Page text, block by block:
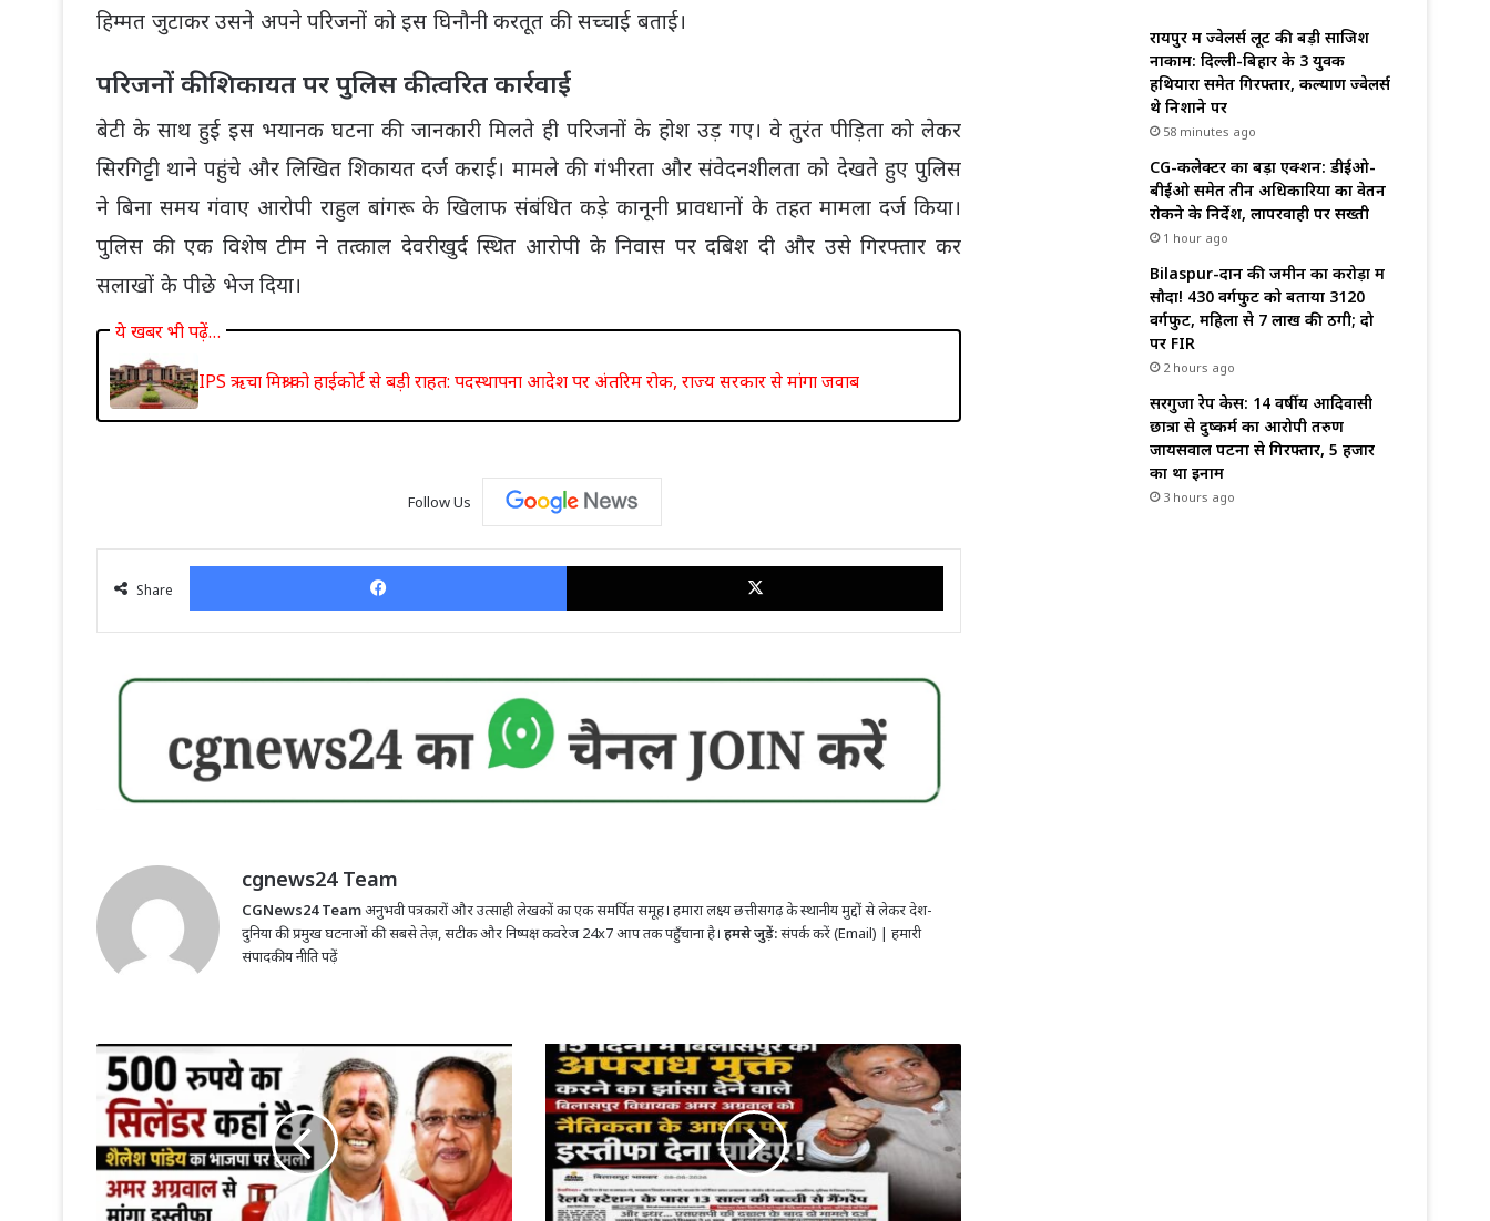
हिम्मत जुटाकर उसने अपने परिजनों को इस घिनौनी करतूत की सच्चाई बताई।
परिजनों की शिकायत पर पुलिस की त्वरित कार्रवाई
बेटी के साथ हुई इस भयानक घटना की जानकारी मिलते ही परिजनों के होश उड़ गए। वे तुरंत पीड़िता को लेकर
सिरगिट्टी थाने पहुंचे और लिखित शिकायत दर्ज कराई। मामले की गंभीरता और संवेदनशीलता को देखते हुए पुलिस
ने बिना समय गंवाए आरोपी राहुल बांगरू के खिलाफ संबंधित कड़े कानूनी प्रावधानों के तहत मामला दर्ज किया।
पुलिस की एक विशेष टीम ने तत्काल देवरीखुर्द स्थित आरोपी के निवास पर दबिश दी और उसे गिरफ्तार कर
सलाखों के पीछे भेज दिया।
ये खबर भी पढ़ें…
IPS ऋचा मिश्रा को हाईकोर्ट से बड़ी राहत: पदस्थापना आदेश पर अंतरिम रोक, राज्य सरकार से मांगा जवाब
Follow Us
Share
Facebook X
cgnews24 Team
CGNews24 Teamअनुभवी पत्रकारों और उत्साही लेखकों का एक समर्पित समूह। हमारा लक्ष्य छत्तीसगढ़ के स्थानीय मुद्दों से लेकर देश-
दुनिया की प्रमुख घटनाओं की सबसे तेज़, सटीक और निष्पक्ष कवरेज 24x7 आप तक पहुँचाना है। हमसे जुड़ें:संपर्क करें (Email) | हमारी
संपादकीय नीति पढ़ें
500
रुपये
वाला
सिलेंडर
कहां
गया?
शैलेश
पांडेय
पोस्टर
वार
से
गरमाई
बिलासपुर
की
राजनीति:
शैलेश
रायपुर में ज्वेलर्स लूट की बड़ी साजिश
नाकाम: दिल्ली-बिहार के 3 युवक
हथियारों समेत गिरफ्तार, कल्याण ज्वेलर्स
थे निशाने पर
58 minutes ago
CG-कलेक्टर का बड़ा एक्शन: डीईओ-
बीईओ समेत तीन अधिकारियों का वेतन
रोकने के निर्देश, लापरवाही पर सख्ती
1 hour ago
Bilaspur-दान की जमीन का करोड़ों में
सौदा! 430 वर्गफुट को बताया 3120
वर्गफुट, महिला से 7 लाख की ठगी; दो
पर FIR
2 hours ago
सरगुजा रेप केस: 14 वर्षीय आदिवासी
छात्रा से दुष्कर्म का आरोपी तरुण
जायसवाल पटना से गिरफ्तार, 5 हजार
का था इनाम
3 hours ago